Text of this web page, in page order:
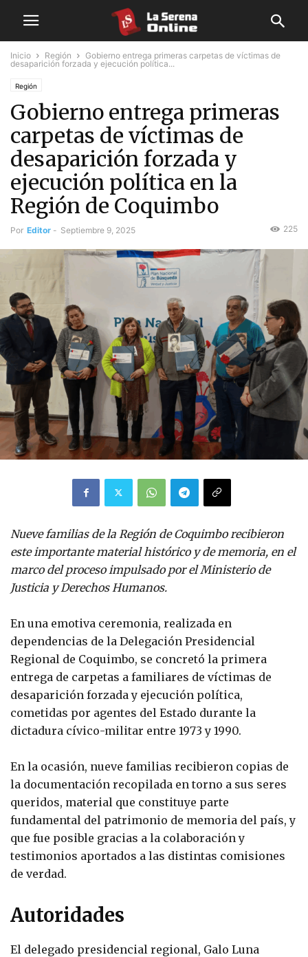
Inicio Región
Gobierno entrega primeras carpetas de víctimas de
desaparición forzada y ejecución política...
Región
Gobierno entrega primeras
carpetas de víctimas de
desaparición forzada y
ejecución política en la
Región de Coquimbo
Por Editor - Septiembre 9, 2025 225
Nueve familias de la Región de Coquimbo recibieron
este importante material histórico y de memoria, en el
marco del proceso impulsado por el Ministerio de
Justicia y Derechos Humanos.
En una emotiva ceremonia, realizada en
dependencias de la Delegación Presidencial
Regional de Coquimbo, se concretó la primera
entrega de carpetas a familiares de víctimas de
desaparición forzada y ejecución política,
cometidas por agentes del Estado durante la
dictadura cívico-militar entre 1973 y 1990.
En la ocasión, nueve familias recibieron copias de
la documentación recopilada en torno a sus seres
queridos, material que constituye parte
fundamental del patrimonio de memoria del país, y
que fue posible gracias a la colaboración y
testimonios aportados a las distintas comisiones
de verdad.
Autoridades
El delegado presidencial regional, Galo Luna